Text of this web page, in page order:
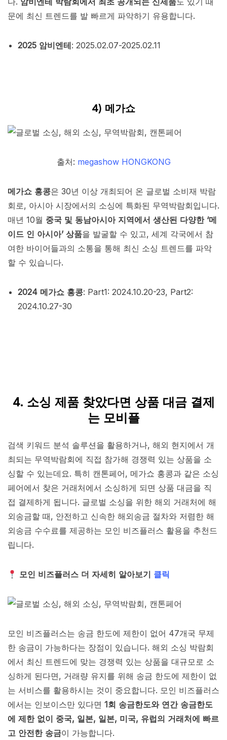
문에 최신 트렌드를 발 빠르게 파악하기 유용합니다.
2025 암비엔테: 2025.02.07-2025.02.11
4) 메가쇼
출처: megashow HONGKONG
메가쇼 홍콩은 30년 이상 개최되어 온 글로벌 소비재 박람
회로, 아시아 시장에서의 소싱에 특화된 무역박람회입니다.
매년 10월 중국 및 동남아시아 지역에서 생산된 다양한 ‘메
이드 인 아시아’ 상품을 발굴할 수 있고, 세계 각국에서 참
여한 바이어들과의 소통을 통해 최신 소싱 트렌드를 파악
할 수 있습니다.
2024 메가쇼 홍콩: Part1: 2024.10.20-23, Part2:
2024.10.27-30
4. 소싱 제품 찾았다면 상품 대금 결제
는 모비플
검색 키워드 분석 솔루션을 활용하거나, 해외 현지에서 개
최되는 무역박람회에 직접 참가해 경쟁력 있는 상품을 소
싱할 수 있는데요. 특히 캔톤페어, 메가쇼 홍콩과 같은 소싱
페어에서 찾은 거래처에서 소싱하게 되면 상품 대금을 직
접 결제하게 됩니다. 글로벌 소싱을 위한 해외 거래처에 해
외송금할 때, 안전하고 신속한 해외송금 절차와 저렴한 해
외송금 수수료를 제공하는 모인 비즈플러스 활용을 추천드
립니다.
모인 비즈플러스 더 자세히 알아보기 클릭
모인 비즈플러스는 송금 한도에 제한이 없어 47개국 무제
한 송금이 가능하다는 장점이 있습니다. 해외 소싱 박람회
에서 최신 트렌드에 맞는 경쟁력 있는 상품을 대규모로 소
싱하게 된다면, 거래량 유지를 위해 송금 한도에 제한이 없
는 서비스를 활용하시는 것이 중요합니다. 모인 비즈플러스
에서는 인보이스만 있다면 1회 송금한도와 연간 송금한도
에 제한 없이 중국, 일본, 일본, 미국, 유럽의 거래처에 빠르
고 안전한 송금이 가능합니다.